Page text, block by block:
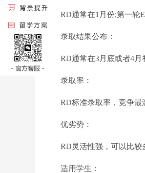
RD通常在1月份;第一轮
录取结果公布：
RD通常在3月底或者4月初
录取率：
RD标准录取率，竞争最
优劣势：
RD灵活性强，可以比较多
适用学生：